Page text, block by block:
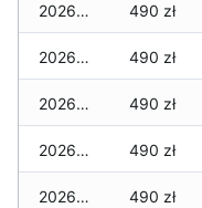
2026-03-17 490 zł
2026-03-16 490 zł
2026-03-15 490 zł
2026-03-14 490 zł
2026-03-13 490 zł